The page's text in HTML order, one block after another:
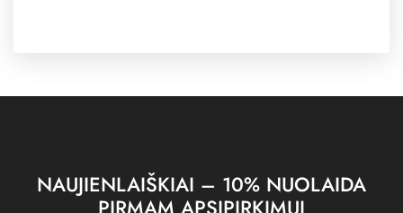
NAUJIENLAIŠKIAI – 10% NUOLAIDA
PIRMAM APSIPIRKIMUI